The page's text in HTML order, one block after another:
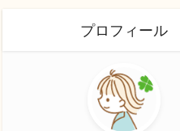
プロフィール